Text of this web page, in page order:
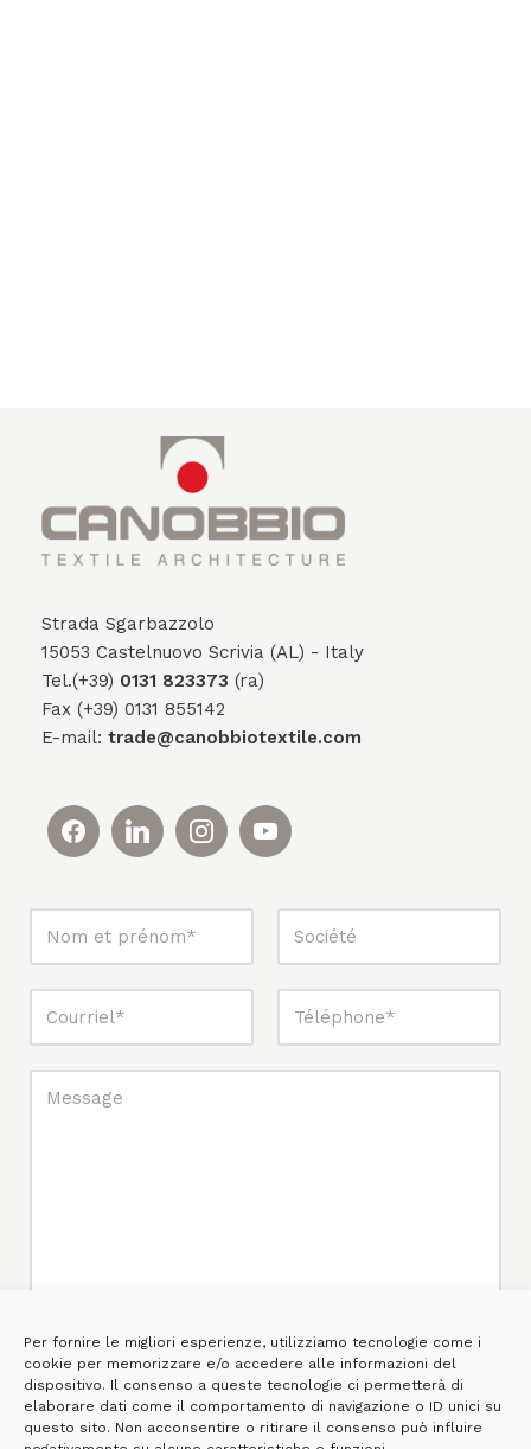
Per fornire le migliori esperienze, utilizziamo tecnologie come i
cookie per memorizzare e/o accedere alle informazioni del
dispositivo. Il consenso a queste tecnologie ci permetterà di
elaborare dati come il comportamento di navigazione o ID unici su
questo sito. Non acconsentire o ritirare il consenso può influire
Strada Sgarbazzolo
15053 Castelnuovo Scrivia (AL) - Italy
Tel.(+39) 0131 823373 (ra)
Fax (+39) 0131 855142
E-mail: trade@canobbiotextile.com
*Je déclare avoir lu laPolitique de confidentialité et consentir au